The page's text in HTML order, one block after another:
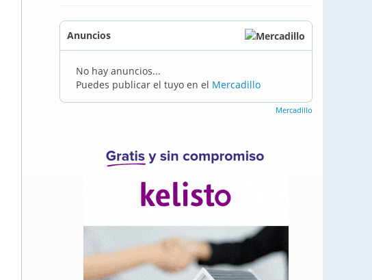
Anuncios
No hay anuncios...
Puedes publicar el tuyo en el Mercadillo
Mercadillo